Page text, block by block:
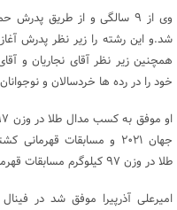
وی از ۹ سالگی و از طریق
شد.و این رشته را زیر نظر پدرش
همچنین زیر نظر آقای نجاریان و
خود را در رده ها خردسالان و
طلا در وزن ۹۷ کیلوگرم مسابقات قهرمانی کشتی زیر ۲۰ سال آسیا ۲۰۲۲ شده است.